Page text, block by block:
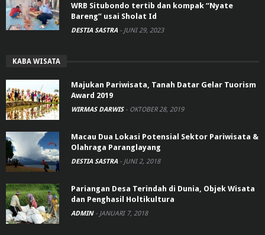
WRB Situbondo tertib dan kompak “Nyate
Bareng” usai Sholat Id
DESTIA SASTRA - JUNI 29, 2023
KABA WISATA
Majukan Pariwisata, Tanah Datar Gelar Tuorism
Award 2019
WIRMAS DARWIS - OKTOBER 28, 2019
Macau Dua Lokasi Potensial Sektor Pariwisata &
Olahraga Paranglayang
DESTIA SASTRA - JUNI 2, 2018
Pariangan Desa Terindah di Dunia, Objek Wisata
dan Penghasil Holtikultura
ADMIN - JANUARI 7, 2018